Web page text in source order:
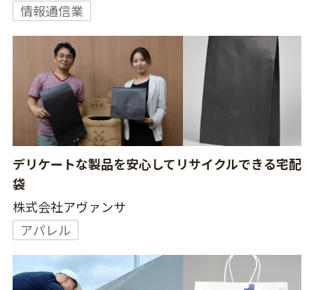
情報通信業
デリケートな製品を安心してリサイクルできる宅配
袋
株式会社アヴァンサ
アパレル